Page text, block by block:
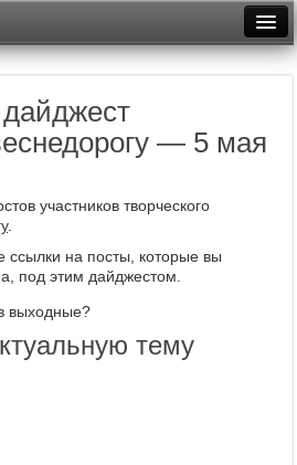
Неделя
Месяц
Фототоп
— 5 мая
участников творческого
.
ссылки на посты, которые вы
под этим дайджестом.
выходные?
тему